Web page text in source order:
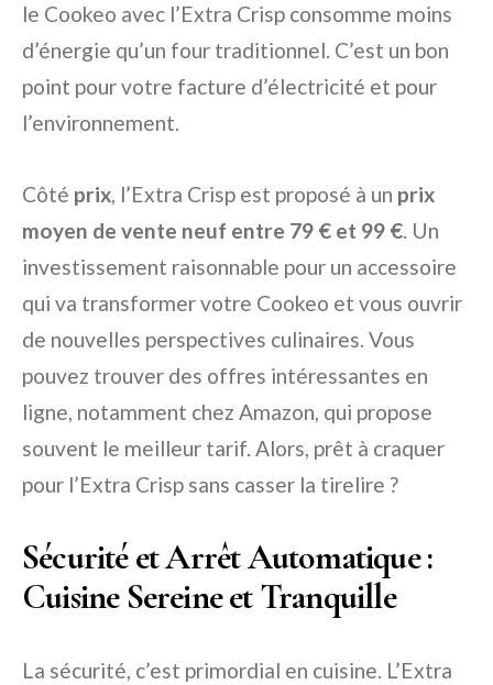
le Cookeo avec l’Extra Crisp consomme moins
d’énergie qu’un four traditionnel. C’est un bon
point pour votre facture d’électricité et pour
l’environnement.
Côté prix, l’Extra Crisp est proposé à un prix
moyen de vente neuf entre 79 € et 99 €. Un
investissement raisonnable pour un accessoire
qui va transformer votre Cookeo et vous ouvrir
de nouvelles perspectives culinaires. Vous
pouvez trouver des offres intéressantes en
ligne, notamment chez Amazon, qui propose
souvent le meilleur tarif. Alors, prêt à craquer
pour l’Extra Crisp sans casser la tirelire ?
Sécurité et Arrêt Automatique :
Cuisine Sereine et Tranquille
La sécurité, c’est primordial en cuisine. L’Extra